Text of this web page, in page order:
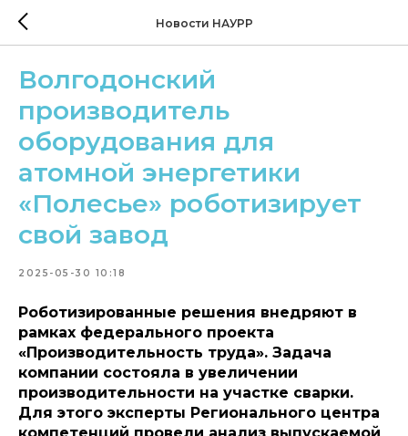
Новости НАУРР
Волгодонский
производитель
оборудования для
атомной энергетики
«Полесье» роботизирует
свой завод
2025-05-30 10:18
Роботизированные решения внедряют в
рамках федерального проекта
«Производительность труда». Задача
компании состояла в увеличении
производительности на участке сварки.
Для этого эксперты Регионального центра